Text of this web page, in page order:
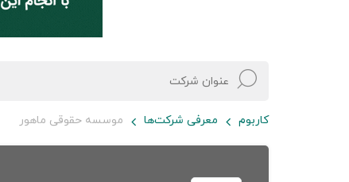
کاربوم معرفی شرکت‌ها موسسه حقوقی ماهور